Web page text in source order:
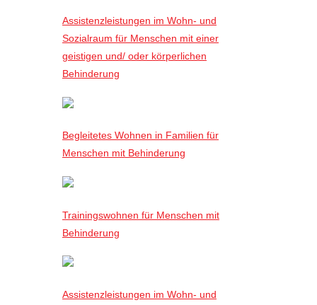
Assistenzleistungen im Wohn- und
Sozialraum für Menschen mit einer
geistigen und/ oder körperlichen
Behinderung
Begleitetes Wohnen in Familien für
Menschen mit Behinderung
Trainingswohnen für Menschen mit
Behinderung
Assistenzleistungen im Wohn- und